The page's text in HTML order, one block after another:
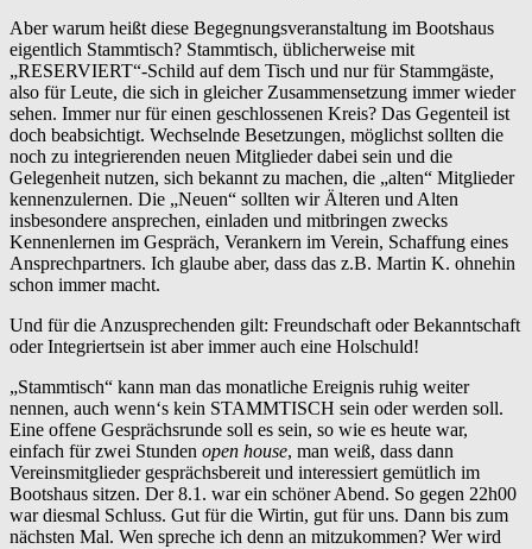
Aber warum heißt diese Begegnungsveranstaltung im Bootshaus
eigentlich Stammtisch? Stammtisch, üblicherweise mit
„RESERVIERT“-Schild auf dem Tisch und nur für Stammgäste,
also für Leute, die sich in gleicher Zusammensetzung immer wieder
sehen. Immer nur für einen geschlossenen Kreis? Das Gegenteil ist
doch beabsichtigt. Wechselnde Besetzungen, möglichst sollten die
noch zu integrierenden neuen Mitglieder dabei sein und die
Gelegenheit nutzen, sich bekannt zu machen, die „alten“ Mitglieder
kennenzulernen. Die „Neuen“ sollten wir Älteren und Alten
insbesondere ansprechen, einladen und mitbringen zwecks
Kennenlernen im Gespräch, Verankern im Verein, Schaffung eines
Ansprechpartners. Ich glaube aber, dass das z.B. Martin K. ohnehin
schon immer macht.
Und für die Anzusprechenden gilt: Freundschaft oder Bekanntschaft
oder Integriertsein ist aber immer auch eine Holschuld!
„Stammtisch“ kann man das monatliche Ereignis ruhig weiter
nennen, auch wenn‘s kein STAMMTISCH sein oder werden soll.
Eine offene Gesprächsrunde soll es sein, so wie es heute war,
einfach für zwei Stunden open house, man weiß, dass dann
Vereinsmitglieder gesprächsbereit und interessiert gemütlich im
Bootshaus sitzen. Der 8.1. war ein schöner Abend. So gegen 22h00
war diesmal Schluss. Gut für die Wirtin, gut für uns. Dann bis zum
nächsten Mal. Wen spreche ich denn an mitzukommen? Wer wird